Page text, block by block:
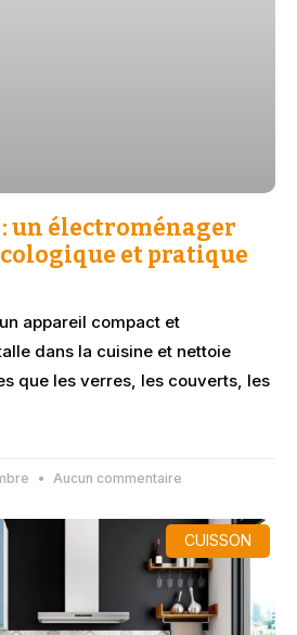
un électroménager
et pratique
appareil compact et
dans la cuisine et nettoie
que les verres, les couverts, les
Aucun commentaire
CUISSON